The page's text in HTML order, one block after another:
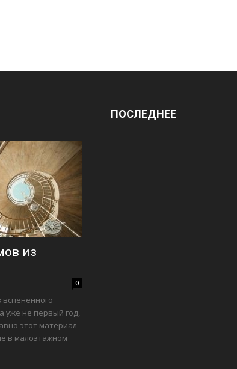
из
0
вспененного
уже не первый год,
этот материал
в малоэтажном
ПОСЛЕДНЕЕ